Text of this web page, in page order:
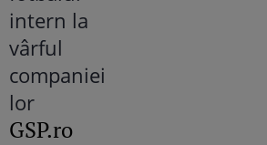
GSP.ro